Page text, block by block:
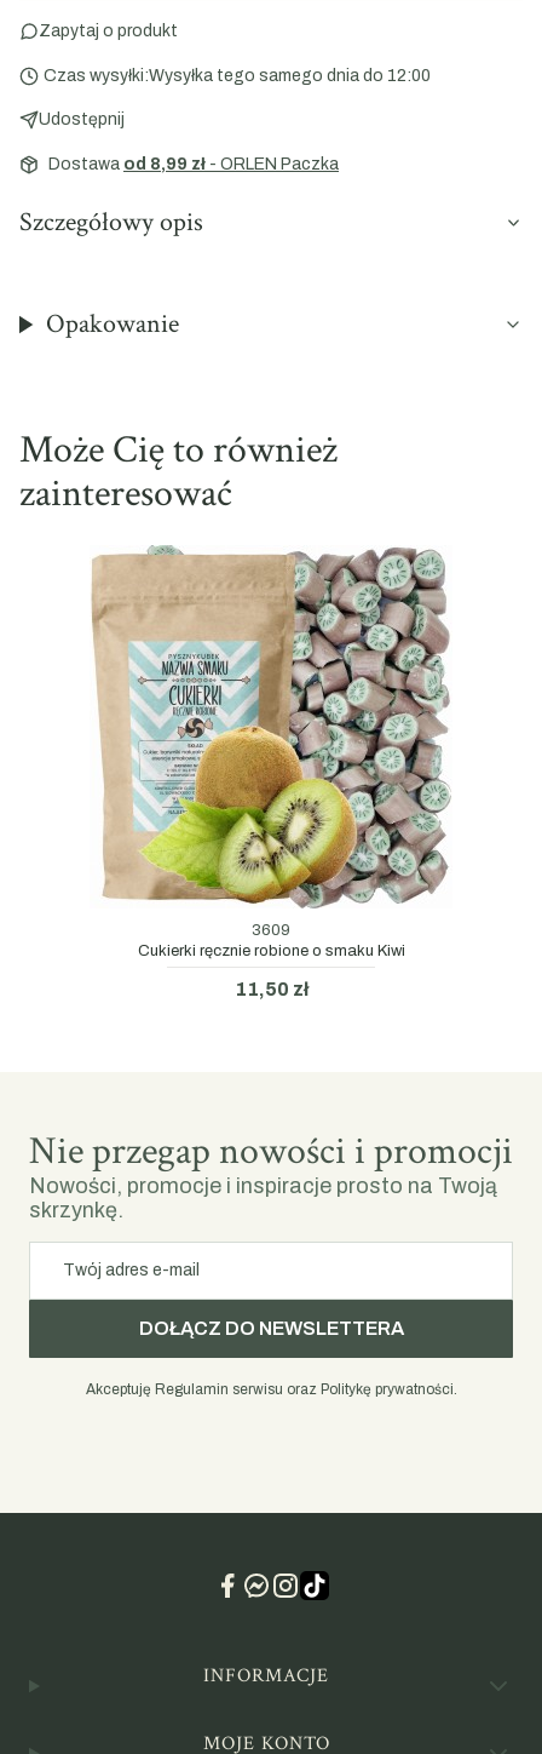
Zapytaj o produkt
Czas wysyłki:Wysyłka tego samego dnia do 12:00
Udostępnij
Dostawa od 8,99 zł - ORLEN Paczka
Szczegółowy opis
Opakowanie
Może Cię to również
zainteresować
3609
Cukierki ręcznie robione o smaku Kiwi
11,50 zł
Nie przegap nowości i promocji
Nowości, promocje i inspiracje prosto na Twoją
skrzynkę.
Twój adres e-mail
DOŁĄCZ DO NEWSLETTERA
Akceptuję Regulamin serwisu oraz Politykę prywatności.
Linki w stopceINFORMACJE
MOJE KONTO